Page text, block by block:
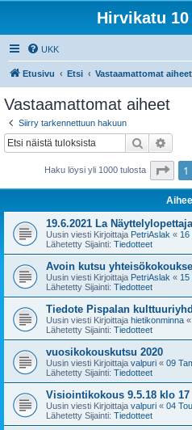
Hirvikatu
UKK
Etusivu Etsi Vastaamattomat aiheet
Vastaamattomat aiheet
Siirry tarkennettuun hakuun
Etsi
Haku löysi yli 1000 tulosta Sivu1
19.6.2021 La
Uusin viesti Kirjoittaja PetriAslak « 16
Lähetetty Sijainti: Tiedotteet
Avoin kutsu
Uusin viesti Kirjoittaja PetriAslak « 15
Lähetetty Sijainti: Tiedotteet
Tiedote Pispalan
Uusin viesti Kirjoittaja hietikonminna «
Lähetetty Sijainti: Tiedotteet
vuosikokouskutsu 2020
Uusin viesti Kirjoittaja valpuri « 09
Lähetetty Sijainti: Tiedotteet
Visiointikokous 9.5.18 klo 17
Uusin viesti Kirjoittaja valpuri « 04
Lähetetty Sijainti: Tiedotteet